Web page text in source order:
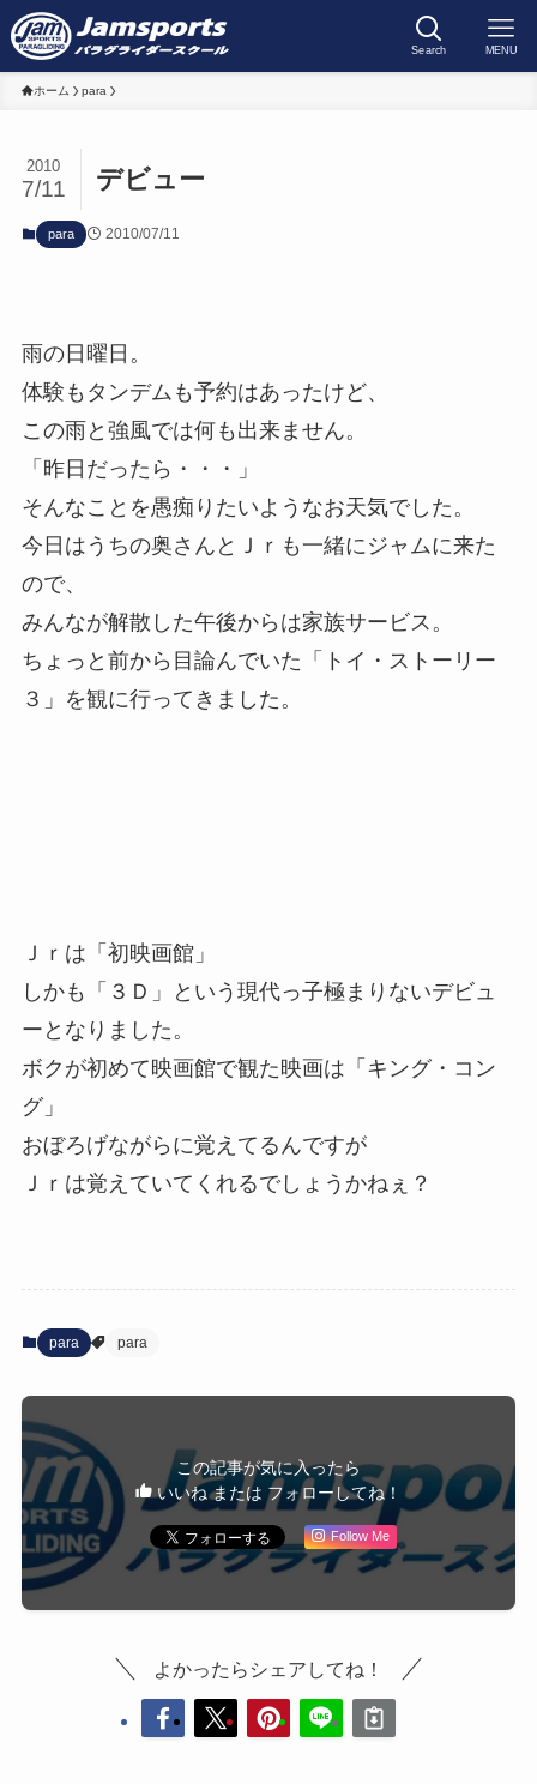
Search MENU
ホーム para
デビュー
2010
7/11
para 2010/07/11
雨の日曜日。
体験もタンデムも予約はあったけど、
この雨と強風では何も出来ません。
「昨日だったら・・・」
そんなことを愚痴りたいようなお天気でした。
今日はうちの奥さんとＪｒも一緒にジャムに来た
ので、
みんなが解散した午後からは家族サービス。
ちょっと前から目論んでいた「トイ・ストーリー
３」を観に行ってきました。
Ｊｒは「初映画館」
しかも「３Ｄ」という現代っ子極まりないデビュ
ーとなりました。
ボクが初めて映画館で観た映画は「キング・コン
グ」
おぼろげながらに覚えてるんですが
Ｊｒは覚えていてくれるでしょうかねぇ？
para para
この記事が気に入ったら
いいね または フォローしてね！
Follow Me
よかったらシェアしてね！